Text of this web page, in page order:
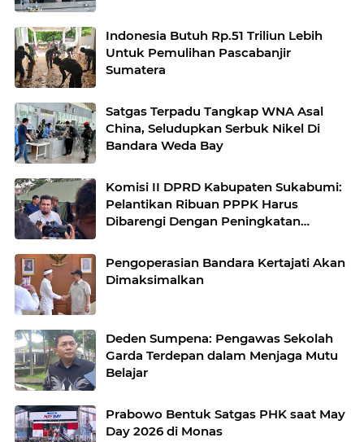
Indonesia Butuh Rp.51 Triliun Lebih
Untuk Pemulihan Pascabanjir
Sumatera
Satgas Terpadu Tangkap WNA Asal
China, Seludupkan Serbuk Nikel Di
Bandara Weda Bay
Komisi II DPRD Kabupaten Sukabumi:
Pelantikan Ribuan PPPK Harus
Dibarengi Dengan Peningkatan
Pengoperasian Bandara Kertajati Akan
Dimaksimalkan
Deden Sumpena: Pengawas Sekolah
Garda Terdepan dalam Menjaga Mutu
Belajar
Prabowo Bentuk Satgas PHK saat May
Day 2026 di Monas